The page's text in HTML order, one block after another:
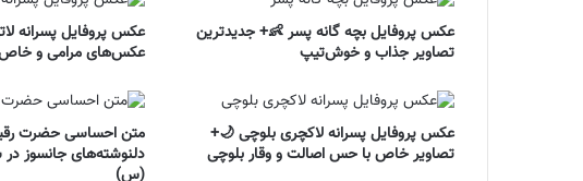
عکس پروفایل بچه گانه پسر 👶+ جدیدترین
تصاویر جذاب و خوش‌تیپ
عکس پروفایل پسرانه
عکس‌های مرامی و خاص
عکس پروفایل پسرانه لاکچری بلوچی 🌙+
تصاویر خاص با حس اصالت و وقار بلوچی
متن احساسی حضرت
دلنوشته‌های جانسوز
(س)